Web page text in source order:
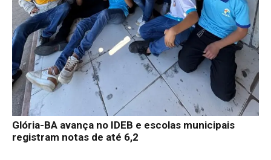
Glória-BA avança no IDEB e escolas municipais
registram notas de até 6,2